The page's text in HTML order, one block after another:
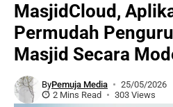
MasjidCloud,
Permudah
Masjid Secara
ByPemuja Media
25/05/2026
2 Mins Read
303 Views